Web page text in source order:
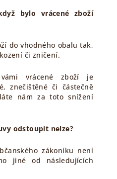
bylo vrácené zboží
do vhodného obalu tak,
či zničení.
vrácené zboží je
znečištěné či částečně
nám za toto snížení
odstoupit nelze?
zákoníku není
jiné od následujících